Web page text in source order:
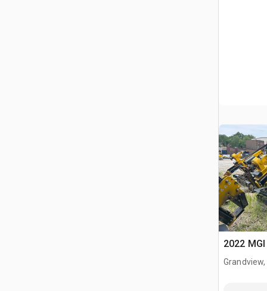
2022
Grandview,